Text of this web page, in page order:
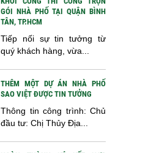
GÓI NHÀ PHỐ TẠI QUẬN BÌNH
TÂN, TP.HCM
Tiếp nối sự tin tưởng từ
quý khách hàng, vừa...
THÊM MỘT DỰ ÁN NHÀ PHỐ
SAO VIỆT ĐƯỢC TIN TƯỞNG
Thông tin công trình: Chủ
đầu tư: Chị Thủy Địa...